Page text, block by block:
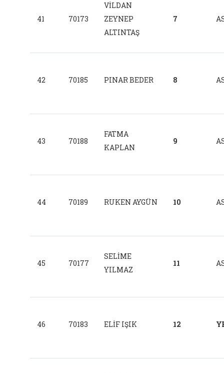
41 70173
VİLDAN
ZEYNEP
ALTINTAŞ
7
42 70185 PINAR BEDER 8
43 70188
FATMA
KAPLAN
9
44 70189 RUKEN AYGÜN 10
45 70177
SELİME
YILMAZ
11
46 70183 ELİF IŞIK 12